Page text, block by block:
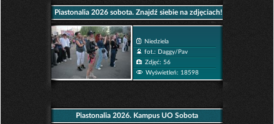
Piastonalia 2026 sobota. Znajdź siebie na zdjęciach!
Niedziela
fot.: Daggy/Pav
Zdjęć: 56
Wyświetleń: 18598
Piastonalia 2026. Kampus UO Sobota